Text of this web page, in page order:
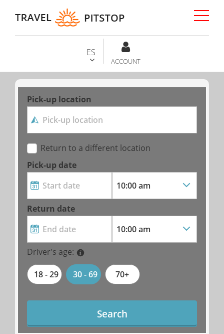
ES
ACCOUNT
Pick-up location
Return to a different location
Pick-up date
Return date
Driver's age:
18 - 29 30 - 69 70+
Search